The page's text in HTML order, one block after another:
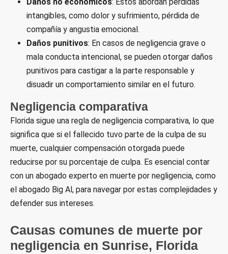
intangibles, como dolor y sufrimiento, pérdida de
compañía y angustia emocional.
Daños punitivos: En casos de negligencia grave o
mala conducta intencional, se pueden otorgar daños
punitivos para castigar a la parte responsable y
disuadir un comportamiento similar en el futuro.
Negligencia comparativa
Florida sigue una regla de negligencia comparativa, lo que
significa que si el fallecido tuvo parte de la culpa de su
muerte, cualquier compensación otorgada puede
reducirse por su porcentaje de culpa. Es esencial contar
con un abogado experto en muerte por negligencia, como
el abogado Big Al, para navegar por estas complejidades y
defender sus intereses.
Causas comunes de muerte por
negligencia en Sunrise, Florida